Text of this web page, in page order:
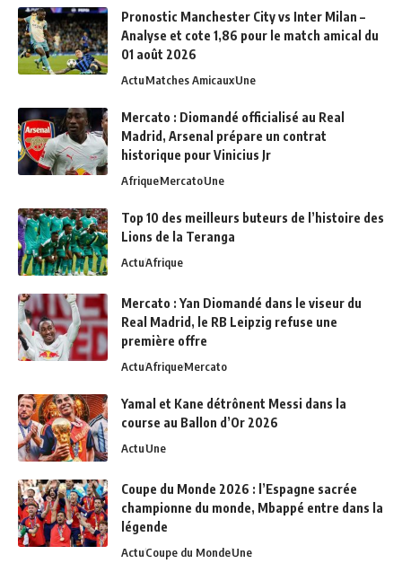
Pronostic Manchester City vs Inter Milan –
Analyse et cote 1,86 pour le match amical du
01 août 2026
ActuMatches AmicauxUne
Mercato : Diomandé officialisé au Real
Madrid, Arsenal prépare un contrat
historique pour Vinicius Jr
AfriqueMercatoUne
Top 10 des meilleurs buteurs de l’histoire des
Lions de la Teranga
ActuAfrique
Mercato : Yan Diomandé dans le viseur du
Real Madrid, le RB Leipzig refuse une
première offre
ActuAfriqueMercato
Yamal et Kane détrônent Messi dans la
course au Ballon d’Or 2026
ActuUne
Coupe du Monde 2026 : l’Espagne sacrée
championne du monde, Mbappé entre dans la
légende
ActuCoupe du MondeUne